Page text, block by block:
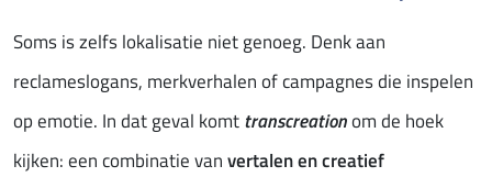
Soms is zelfs lokalisatie niet genoeg. Denk aan
reclameslogans, merkverhalen of campagnes die inspelen
op emotie. In dat geval komttranscreationom de hoek
kijken: een combinatie vanvertalen en creatief